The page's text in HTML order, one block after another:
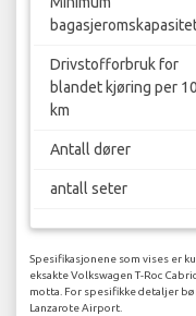
Drivstofforbruk for
blandet kjøring per
km
Antall dører
antall seter
Spesifikasjonene som vises er
eksakte Volkswagen T-Roc
motta. For spesifikke detaljer
Lanzarote Airport.